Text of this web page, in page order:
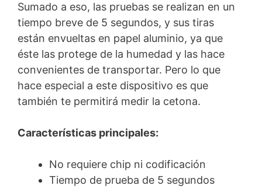
Sumado a eso, las pruebas se realizan en un
tiempo breve de 5 segundos, y sus tiras
están envueltas en papel aluminio, ya que
éste las protege de la humedad y las hace
convenientes de transportar. Pero lo que
hace especial a este dispositivo es que
también te permitirá medir la cetona.
Características principales:
No requiere chip ni codificación
Tiempo de prueba de 5 segundos